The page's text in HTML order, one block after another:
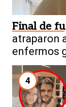
Final de
atraparon
enfermos
4